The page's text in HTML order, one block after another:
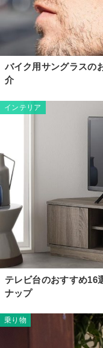
バイク用サングラスの
介
インテリア
テレビ台のおすすめ16
ナップ
乗り物